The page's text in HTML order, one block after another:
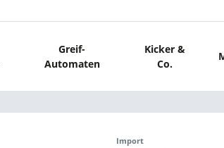
Greif-
Automaten
Kicker &
Co.
Import